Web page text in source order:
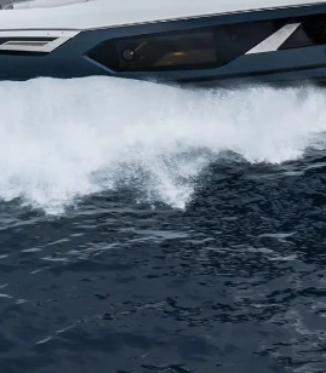
POLITIQUE DE
CONFIDENTIALITÉ
LA CHARTE SUR
L'ESCLAVAGE
TERMES ET
POLITIQUE DE
RECRUTEMENT